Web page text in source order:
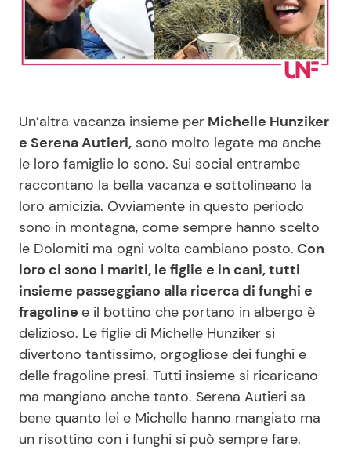
Benessere
Moda e Style
Mondo Mamma
News benessere
Salute
Viaggi e Turismo
Festività
Cucina e Ricette
Consigli di Cucina
Dolci
Le Ricette in TV
Primi Piatti
Ricette Facili e Veloci
Ricette Feste
Ricette per Bambini
Seguici
Un’altra vacanza insieme per Michelle Hunziker
e Serena Autieri, sono molto legate ma anche
le loro famiglie lo sono. Sui social entrambe
raccontano la bella vacanza e sottolineano la
loro amicizia. Ovviamente in questo periodo
sono in montagna, come sempre hanno scelto
le Dolomiti ma ogni volta cambiano posto. Con
loro ci sono i mariti, le figlie e in cani, tutti
insieme passeggiano alla ricerca di funghi e
fragoline e il bottino che portano in albergo è
delizioso. Le figlie di Michelle Hunziker si
divertono tantissimo, orgogliose dei funghi e
delle fragoline presi. Tutti insieme si ricaricano
ma mangiano anche tanto. Serena Autieri sa
bene quanto lei e Michelle hanno mangiato ma
un risottino con i funghi si può sempre fare.